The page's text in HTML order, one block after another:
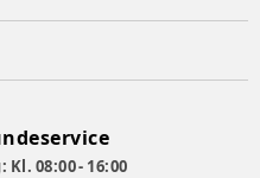
08:00 - 16:00